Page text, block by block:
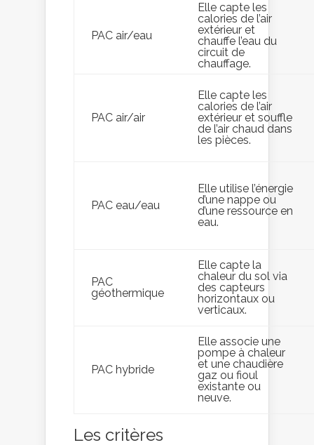
PAC air/eau
Elle capte les
calories de l’air
extérieur et
chauffe l’eau du
circuit de
chauffage.
PAC air/air
Elle capte les
calories de l’air
extérieur et souffle
de l’air chaud dans
les pièces.
PAC eau/eau
Elle utilise l’énergie
d’une nappe ou
d’une ressource en
eau.
PAC
géothermique
Elle capte la
chaleur du sol via
des capteurs
horizontaux ou
verticaux.
PAC hybride
Elle associe une
pompe à chaleur
et une chaudière
gaz ou fioul
existante ou
neuve.
Les critères